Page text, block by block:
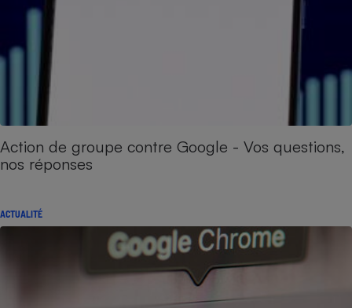
Action de groupe contre Google - Vos questions,
nos réponses
ACTUALITÉ